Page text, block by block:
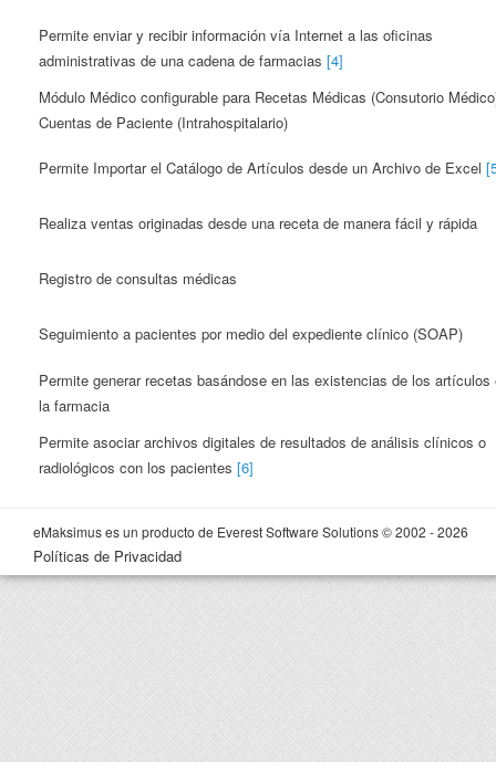
Permite enviar y recibir información vía Internet a las oficinas
administrativas de una cadena de farmacias [4]
Módulo Médico configurable para Recetas Médicas (Consutorio
Cuentas de Paciente (Intrahospitalario)
Permite Importar el Catálogo de Artículos desde un Archivo de Excel
Realiza ventas originadas desde una receta de manera fácil y rápida
Registro de consultas médicas
Seguimiento a pacientes por medio del expediente clínico (SOAP)
Permite generar recetas basándose en las existencias de los artículos
la farmacia
Permite asociar archivos digitales de resultados de análisis clínicos o
radiológicos con los pacientes [6]
eMaksimus es un producto de Everest Software Solutions © 2002 - 2026
Políticas de Privacidad